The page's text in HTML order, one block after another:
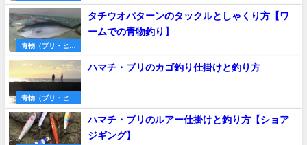
マサ・サワラな
ど）
青物（ブリ・ヒラ
マサ・サワラな
ど）
タチウオパターンのタックルとしゃくり方【ワ
ームでの青物釣り】
青物（ブリ・ヒラ
マサ・サワラな
ど）
ハマチ・ブリのカゴ釣り仕掛けと釣り方
ハマチ・ブリのルアー仕掛けと釣り方【ショア
ジギング】